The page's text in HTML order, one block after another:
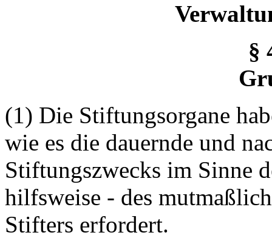
§
(1) Die Stiftungsorgane
wie es die dauernde und
Stiftungszwecks im Sinne
hilfsweise - des
Stifters erfordert.